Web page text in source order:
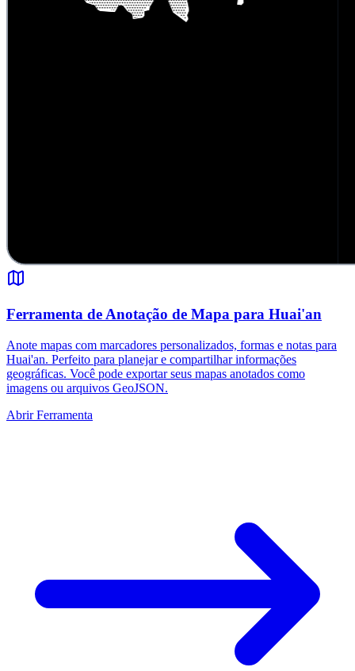
Ferramenta de Anotação de Mapa para Huai'an
Anote mapas com marcadores personalizados, formas e notas para
Huai'an. Perfeito para planejar e compartilhar informações
geográficas. Você pode exportar seus mapas anotados como
imagens ou arquivos GeoJSON.
Abrir Ferramenta